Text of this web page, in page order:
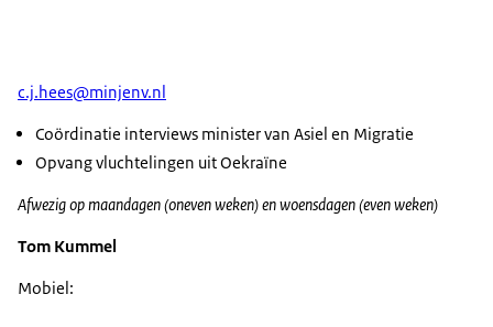
c.j.hees@minjenv.nl
Coördinatie interviews minister van Asiel en Migratie
Opvang vluchtelingen uit Oekraïne
Afwezig op maandagen (oneven weken) en woensdagen (even weken)
Tom Kummel
Mobiel: